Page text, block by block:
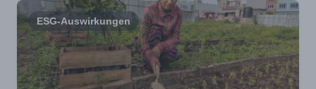
ESG-Auswirkungen